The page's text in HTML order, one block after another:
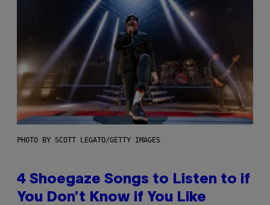
PHOTO BY SCOTT LEGATO/GETTY IMAGES
4 Shoegaze Songs to Listen to if
You Don’t Know if You Like